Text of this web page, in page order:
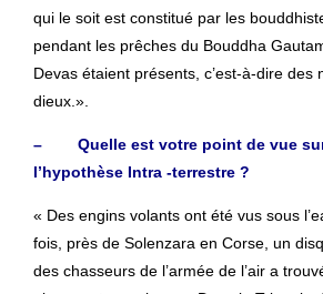
qui le soit est constitué par les
pendant les prêches du Bouddha
Devas étaient présents, c’est-à-dire des
dieux.».
– Quelle est votre point de vue sur
l’hypothèse Intra -terrestre ?
« Des engins volants ont été vus sous
fois, près de Solenzara en Corse, un
des chasseurs de l’armée de l’air a